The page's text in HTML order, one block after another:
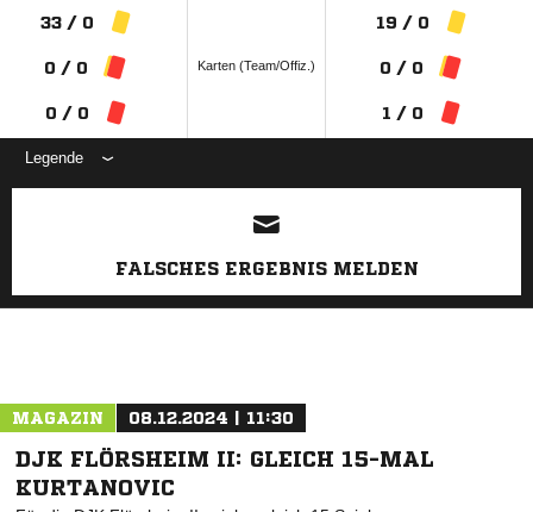
33 / 0
0 / 0
0 / 0
Karten (Team/Offiz.)
19 / 0
0 / 0
1 / 0
Legende
ANZEIGE
FALSCHES ERGEBNIS MELDEN
MAGAZIN 08.12.2024 | 11:30
DJK FLÖRSHEIM II: GLEICH 15-MAL
KURTANOVIC